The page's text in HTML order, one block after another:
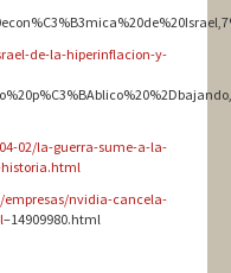
de-la-hiperinflacion-y-
02/la-guerra-sume-a-la-
nvidia-cancela-
–14909980.html